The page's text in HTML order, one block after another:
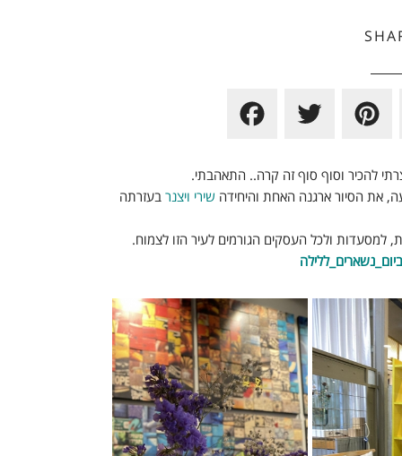
c
e
b
o
k
i
t
t
e
r
n
t
e
r
e
t
להכיר וסוף סוף זה קרה.. התאהבתי.
את הסיור ארגנה האחת והיחידה שירי ויצנר בעזרתה
למסעדות ולכל העסקים הגורמים לעיר הזו לצמוח.